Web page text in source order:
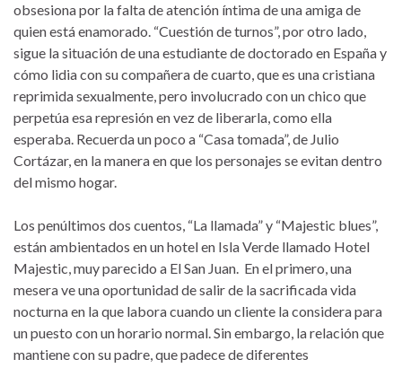
obsesiona por la falta de atención íntima de una amiga de
quien está enamorado. “Cuestión de turnos”, por otro lado,
sigue la situación de una estudiante de doctorado en España y
cómo lidia con su compañera de cuarto, que es una cristiana
reprimida sexualmente, pero involucrado con un chico que
perpetúa esa represión en vez de liberarla, como ella
esperaba. Recuerda un poco a “Casa tomada”, de Julio
Cortázar, en la manera en que los personajes se evitan dentro
del mismo hogar.
Los penúltimos dos cuentos, “La llamada” y “Majestic blues”,
están ambientados en un hotel en Isla Verde llamado Hotel
Majestic, muy parecido a El San Juan. En el primero, una
mesera ve una oportunidad de salir de la sacrificada vida
nocturna en la que labora cuando un cliente la considera para
un puesto con un horario normal. Sin embargo, la relación que
mantiene con su padre, que padece de diferentes